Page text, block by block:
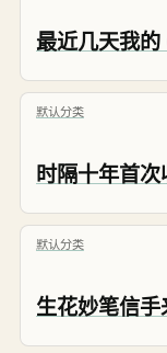
默认分类
时隔十年首
默认分类